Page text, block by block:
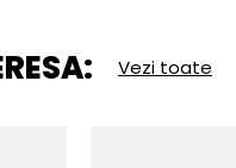
Vezi toate